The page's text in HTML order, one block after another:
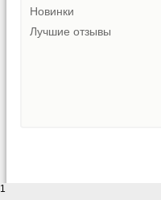
Новинки
Лучшие отзывы
1